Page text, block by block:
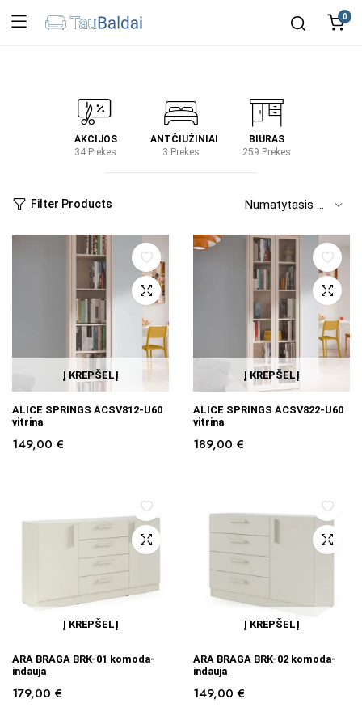
0
AKCIJOS
34 Prekes
ANTČIUŽINIAI
3 Prekes
BIURAS
259 Prekes
Filter Products
Į KREPŠELĮ
ALICE SPRINGS ACSV812-U60
vitrina
149,00 €
Į KREPŠELĮ
ALICE SPRINGS ACSV822-U60
vitrina
189,00 €
Į KREPŠELĮ
ARA BRAGA BRK-01 komoda-
indauja
179,00 €
Į KREPŠELĮ
ARA BRAGA BRK-02 komoda-
indauja
149,00 €